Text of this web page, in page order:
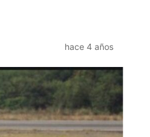
hace 4 años